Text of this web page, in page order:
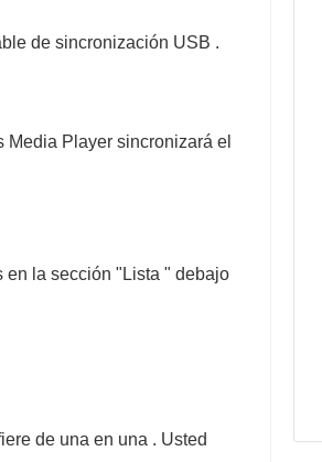
de sincronización USB .
Player sincronizará el
en la sección "Lista " debajo
de una en una . Usted